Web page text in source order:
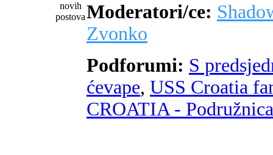
Moderatori/ce:
Zvonko
Podforumi: S
ćevape, USS Croatia
CROATIA -